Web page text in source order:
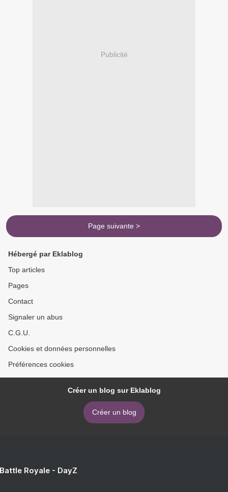
Publicité
Page suivante >
Hébergé par Eklablog
Top articles
Pages
Contact
Signaler un abus
C.G.U.
Cookies et données personnelles
Préférences cookies
Créer un blog sur Eklablog
Créer un blog
Royale - DayZ